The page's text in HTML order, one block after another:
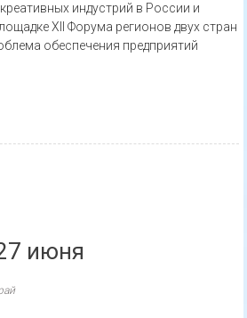
индустрий в России и
XII Форума регионов двух стран
обеспечения предприятий
июня